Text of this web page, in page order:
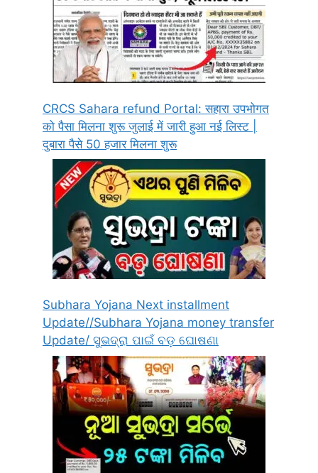
CRCS Sahara refund Portal: सहारा उपभोगत
को पैसा मिलना शुरू जुलाई में जारी हुआ नई लिस्ट |
दुबारा पैसे 50 हजार मिलना शुरू
Subhara Yojana Next installment
Update//Subhara Yojana money transfer
Update/ ସୁଭଦ୍ରା ପାଇଁ ବଡ଼ ଘୋଷଣା